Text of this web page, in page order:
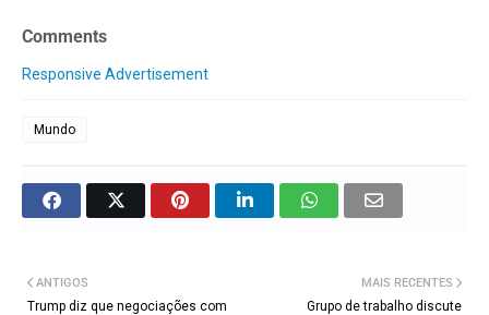
Comments
Responsive Advertisement
Mundo
MAIS RECENTES
Grupo de trabalho discute
ANTIGOS
Trump diz que negociações com